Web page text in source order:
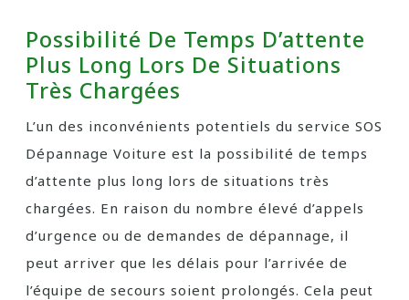
Possibilité De Temps D’attente
Plus Long Lors De Situations
Très Chargées
L’un des inconvénients potentiels du service SOS
Dépannage Voiture est la possibilité de temps
d’attente plus long lors de situations très
chargées. En raison du nombre élevé d’appels
d’urgence ou de demandes de dépannage, il
peut arriver que les délais pour l’arrivée de
l’équipe de secours soient prolongés. Cela peut